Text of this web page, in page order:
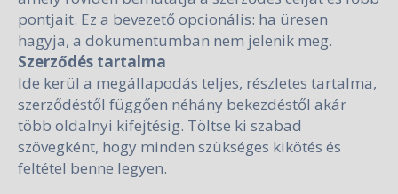
pontjait. Ez a bevezető opcionális: ha üresen
hagyja, a dokumentumban nem jelenik meg.
Szerződés tartalma
Ide kerül a megállapodás teljes, részletes tartalma,
szerződéstől függően néhány bekezdéstől akár
több oldalnyi kifejtésig. Töltse ki szabad
szövegként, hogy minden szükséges kikötés és
feltétel benne legyen.